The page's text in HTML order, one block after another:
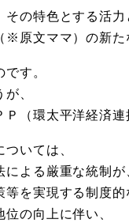
その特色とする活
※原文ママ）の新た
す。
、
（環太平洋経済連
いては、
による厳重な統制が
等を実現する制度的
の向上に伴い、